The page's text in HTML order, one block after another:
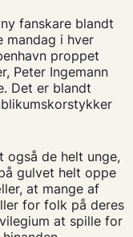
fanskare blandt
mandag i hver
proppet
Peter Ingemann
Det er blandt
også de helt unge,
gulvet helt oppe
at mange af
for folk på deres
at spille for